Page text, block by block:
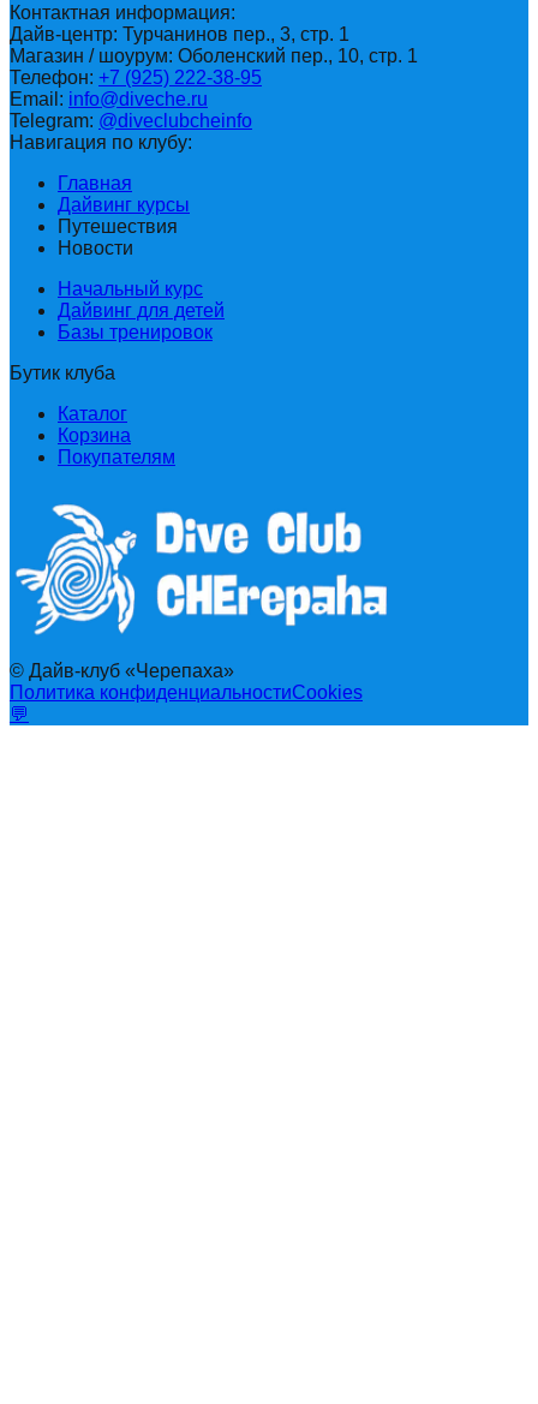
Контактная информация:
Дайв-центр: Турчанинов пер., 3, стр. 1
Магазин / шоурум: Оболенский пер., 10, стр. 1
Телефон: +7 (925) 222-38-95
Email: info@diveche.ru
Telegram: @diveclubcheinfo
Навигация по клубу:
Главная
Дайвинг курсы
Путешествия
Новости
Начальный курс
Дайвинг для детей
Базы тренировок
Бутик клуба
Каталог
Корзина
Покупателям
© Дайв-клуб «Черепаха»
Политика конфиденциальностиCookies
💬